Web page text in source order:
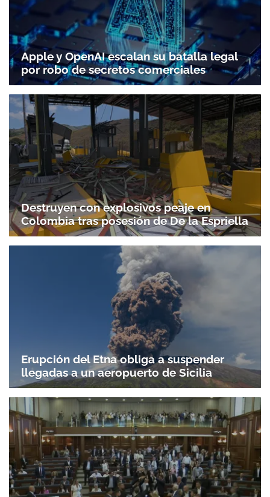
Apple y OpenAI escalan su batalla legal
por robo de secretos comerciales
Destruyen con explosivos peaje en
Colombia tras posesión de De la Espriella
Erupción del Etna obliga a suspender
llegadas a un aeropuerto de Sicilia